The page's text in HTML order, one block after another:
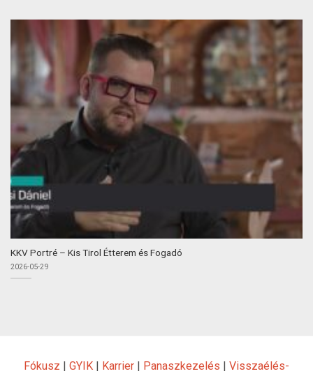
KKV Portré – Kis Tirol Étterem és Fogadó
2026-05-29
Fókusz | GYIK | Karrier | Panaszkezelés | Visszaélés-